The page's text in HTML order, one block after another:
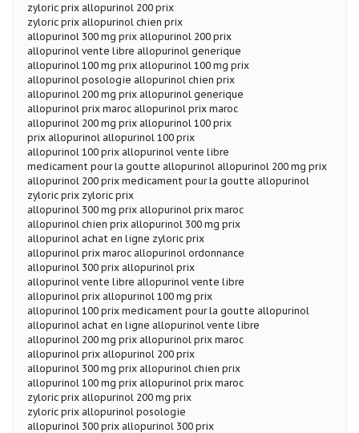
zyloric prix allopurinol 200 prix
zyloric prix allopurinol chien prix
allopurinol 300 mg prix allopurinol 200 prix
allopurinol vente libre allopurinol generique
allopurinol 100 mg prix allopurinol 100 mg prix
allopurinol posologie allopurinol chien prix
allopurinol 200 mg prix allopurinol generique
allopurinol prix maroc allopurinol prix maroc
allopurinol 200 mg prix allopurinol 100 prix
prix allopurinol allopurinol 100 prix
allopurinol 100 prix allopurinol vente libre
medicament pour la goutte allopurinol allopurinol 200 mg prix
allopurinol 200 prix medicament pour la goutte allopurinol
zyloric prix zyloric prix
allopurinol 300 mg prix allopurinol prix maroc
allopurinol chien prix allopurinol 300 mg prix
allopurinol achat en ligne zyloric prix
allopurinol prix maroc allopurinol ordonnance
allopurinol 300 prix allopurinol prix
allopurinol vente libre allopurinol vente libre
allopurinol prix allopurinol 100 mg prix
allopurinol 100 prix medicament pour la goutte allopurinol
allopurinol achat en ligne allopurinol vente libre
allopurinol 200 mg prix allopurinol prix maroc
allopurinol prix allopurinol 200 prix
allopurinol 300 mg prix allopurinol chien prix
allopurinol 100 mg prix allopurinol prix maroc
zyloric prix allopurinol 200 mg prix
zyloric prix allopurinol posologie
allopurinol 300 prix allopurinol 300 prix